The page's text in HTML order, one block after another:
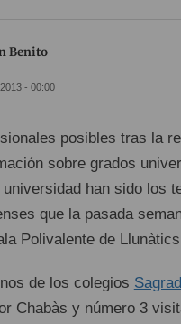
Benito
- 00:00
posibles tras la
sobre grados
han sido los
que la pasada
Polivalente de
de los colegios
Chabàs y número 3